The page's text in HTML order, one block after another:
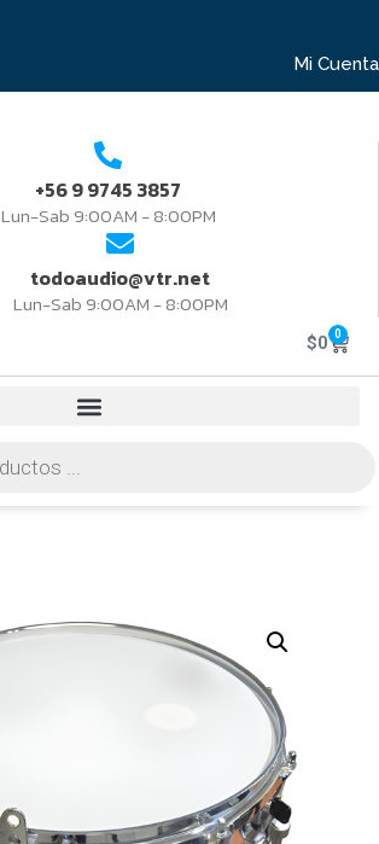
Mi Cuenta
+56 9 9745 3857
Lun-Sab 9:00AM - 8:00PM
todoaudio@vtr.net
Lun-Sab 9:00AM - 8:00PM
$0 0